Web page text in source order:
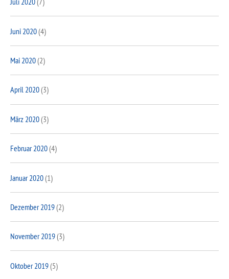
Juni 2020(4)
Mai 2020(2)
April 2020(3)
März 2020(3)
Februar 2020(4)
Januar 2020(1)
Dezember 2019(2)
November 2019(3)
Oktober 2019(5)